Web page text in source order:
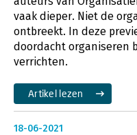
vaak dieper. Niet de
ontbreekt. In deze
doordacht organiseren
verrichten.
Artikel lezen
18-06-2021